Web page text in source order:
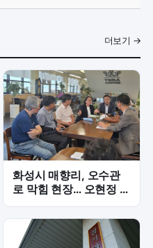
더보기 →
화성시 매향리, 오수관
로 막힘 현장… 오현정 의
원, 주민 불편 해소 긴급
점검